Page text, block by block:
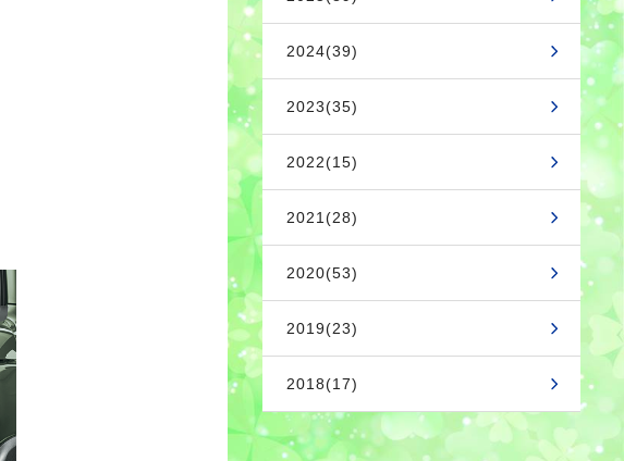
2024(39)
2023(35)
2022(15)
2021(28)
2020(53)
2019(23)
2018(17)